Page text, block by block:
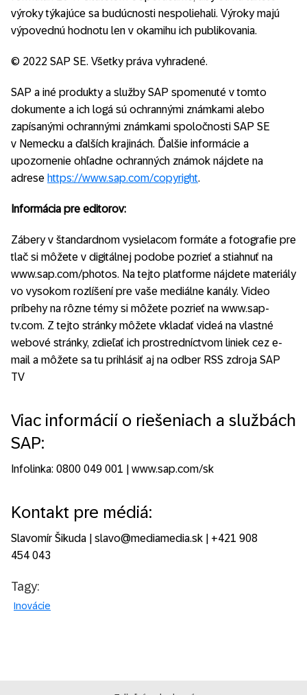
výroky týkajúce sa budúcnosti nespoliehali. Výroky majú
výpovednú hodnotu len v okamihu ich publikovania.
© 2022 SAP SE. Všetky práva vyhradené.
SAP a iné produkty a služby SAP spomenuté v tomto
dokumente a ich logá sú ochrannými známkami alebo
zapísanými ochrannými známkami spoločnosti SAP SE
v Nemecku a ďalších krajinách. Ďalšie informácie a
upozornenie ohľadne ochranných známok nájdete na
adrese https://www.sap.com/copyright.
Informácia pre editorov:
Zábery v štandardnom vysielacom formáte a fotografie pre
tlač si môžete v digitálnej podobe pozrieť a stiahnuť na
www.sap.com/photos. Na tejto platforme nájdete materiály
vo vysokom rozlíšení pre vaše mediálne kanály. Video
príbehy na rôzne témy si môžete pozrieť na www.sap-
tv.com. Z tejto stránky môžete vkladať videá na vlastné
webové stránky, zdieľať ich prostredníctvom liniek cez e-
mail a môžete sa tu prihlásiť aj na odber RSS zdroja SAP
TV
Viac informácií o riešeniach a službách
SAP:
Infolinka: 0800 049 001 | www.sap.com/sk
Kontakt pre médiá:
Slavomír Šikuda | slavo@mediamedia.sk | +421 908
454 043
Tagy:
Inovácie